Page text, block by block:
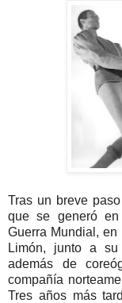
Tras un breve
que se generó en
Guerra Mundial,
Limón, junto a
además de
compañía
Tres años más